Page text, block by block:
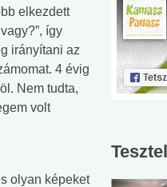
elkezdett
így
irányítani az
4 évig
Nem tudta,
volt
olyan képeket